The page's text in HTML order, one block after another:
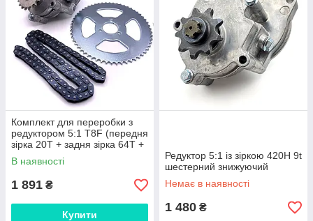
Комплект для переробки з
редуктором 5:1 T8F (передня
зірка 20T + задня зірка 64Т +
ланцюг) 116L
В наявності
1 891 ₴
Купити
Редуктор 5:1 із зіркою 420Н 9t
шестерний знижуючий
Немає в наявності
1 480 ₴